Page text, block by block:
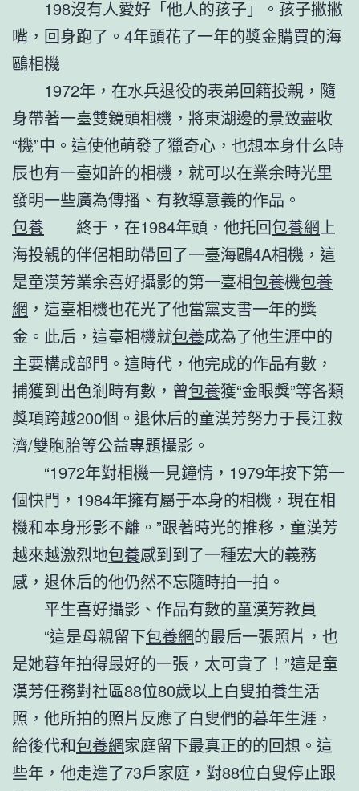
198沒有人愛好「他人的孩子」。孩子撇撇
嘴，回身跑了。4年頭花了一年的獎金購買的海
鷗相機
1972年，在水兵退役的表弟回籍投親，隨
身帶著一臺雙鏡頭相機，將東湖邊的景致盡收
“機”中。這使他萌發了獵奇心，也想本身什么時
辰也有一臺如許的相機，就可以在業余時光里
發明一些廣為傳播、有教導意義的作品。
包養 終于，在1984年頭，他托回包養網 上
海投親的伴侶相助帶回了一臺海鷗4A相機，這
是童漢芳業余喜好攝影的第一臺相包養機包養
網 ，這臺相機也花光了他當黨支書一年的獎
金。此后，這臺相機就包養成為了他生涯中的
主要構成部門。這時代，他完成的作品有數，
捕獲到出色剎時有數，曾包養獲“金眼獎”等各類
獎項跨越200個。退休后的童漢芳努力于長江救
濟/雙胞胎等公益專題攝影。
“1972年對相機一見鐘情，1979年按下第一
個快門，1984年擁有屬于本身的相機，現在相
機和本身形影不離。”跟著時光的推移，童漢芳
越來越激烈地包養感到到了一種宏大的義務
感，退休后的他仍然不忘隨時拍一拍。
平生喜好攝影、作品有數的童漢芳教員
“這是母親留下包養網的最后一張照片，也
是她暮年拍得最好的一張，太可貴了！”這是童
漢芳任務對社區88位80歲以上白叟拍養生活
照，他所拍的照片反應了白叟們的暮年生涯，
給後代和包養網家庭留下最真正的的回想。這
些年，他走進了73戶家庭，對88位白叟停止跟